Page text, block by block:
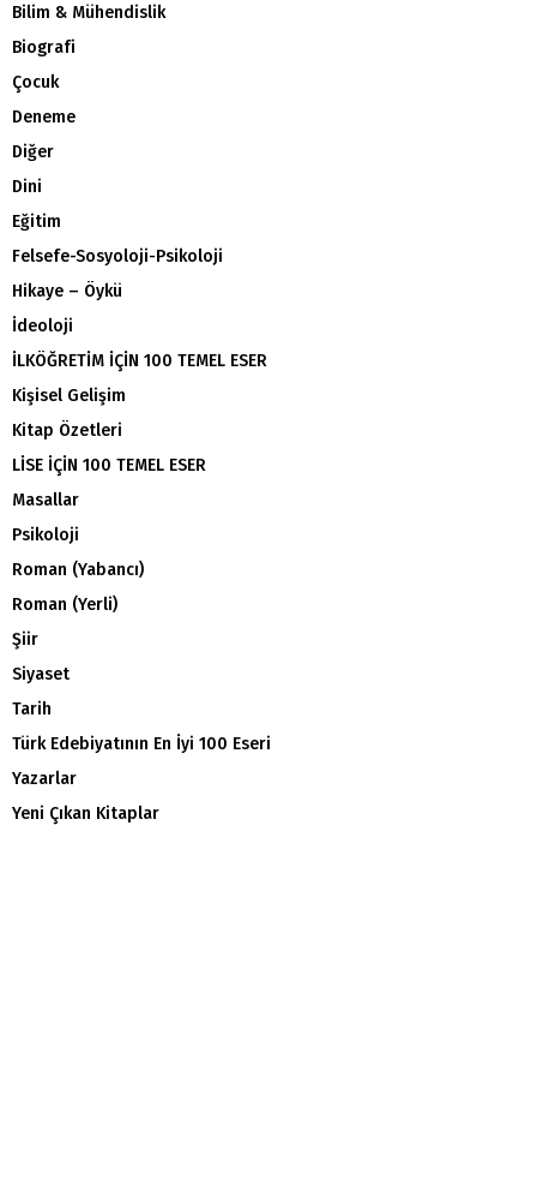
Bilim & Mühendislik
Biografi
Çocuk
Deneme
Diğer
Dini
Eğitim
Felsefe-Sosyoloji-Psikoloji
Hikaye – Öykü
İdeoloji
İLKÖĞRETİM İÇİN 100 TEMEL ESER
Kişisel Gelişim
Kitap Özetleri
LİSE İÇİN 100 TEMEL ESER
Masallar
Psikoloji
Roman (Yabancı)
Roman (Yerli)
Şiir
Siyaset
Tarih
Türk Edebiyatının En İyi 100 Eseri
Yazarlar
Yeni Çıkan Kitaplar